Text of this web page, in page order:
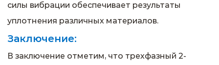
силы вибрации обеспечивает результаты
уплотнения различных материалов.
Заключение:
В заключение отметим, что трехфазный 2-